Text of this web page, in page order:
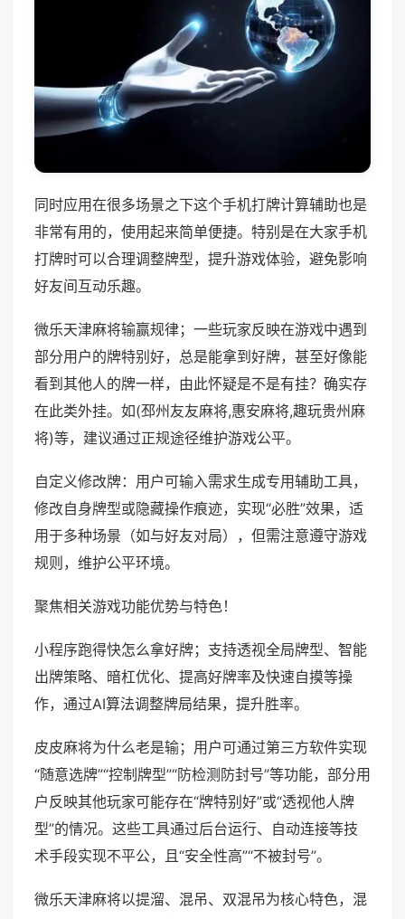
同时应用在很多场景之下这个手机打牌计算辅助也是
非常有用的，使用起来简单便捷。特别是在大家手机
打牌时可以合理调整牌型，提升游戏体验，避免影响
好友间互动乐趣。
微乐天津麻将输赢规律；一些玩家反映在游戏中遇到
部分用户的牌特别好，总是能拿到好牌，甚至好像能
看到其他人的牌一样，由此怀疑是不是有挂？确实存
在此类外挂。如(邳州友友麻将,惠安麻将,趣玩贵州麻
将)等，建议通过正规途径维护游戏公平。
自定义修改牌：用户可输入需求生成专用辅助工具，
修改自身牌型或隐藏操作痕迹，实现“必胜”效果，适
用于多种场景（如与好友对局），但需注意遵守游戏
规则，维护公平环境。
聚焦相关游戏功能优势与特色！
小程序跑得快怎么拿好牌；支持透视全局牌型、智能
出牌策略、暗杠优化、提高好牌率及快速自摸等操
作，通过AI算法调整牌局结果，提升胜率。
皮皮麻将为什么老是输；用户可通过第三方软件实现
“随意选牌”“控制牌型”“防检测防封号”等功能，部分用
户反映其他玩家可能存在“牌特别好”或“透视他人牌
型”的情况。这些工具通过后台运行、自动连接等技
术手段实现不平公，且“安全性高”“不被封号”。
微乐天津麻将以提溜、混吊、双混吊为核心特色，混